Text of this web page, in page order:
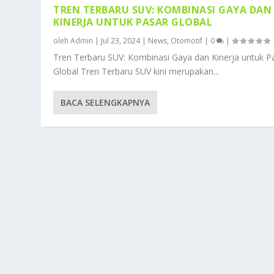
TREN TERBARU SUV: KOMBINASI GAYA DAN
KINERJA UNTUK PASAR GLOBAL
olehAdmin | Jul 23, 2024| News, Otomotif | 0 |
Tren Terbaru SUV: Kombinasi Gaya dan Kinerja untuk
Global Tren Terbaru SUV kini merupakan...
BACA SELENGKAPNYA